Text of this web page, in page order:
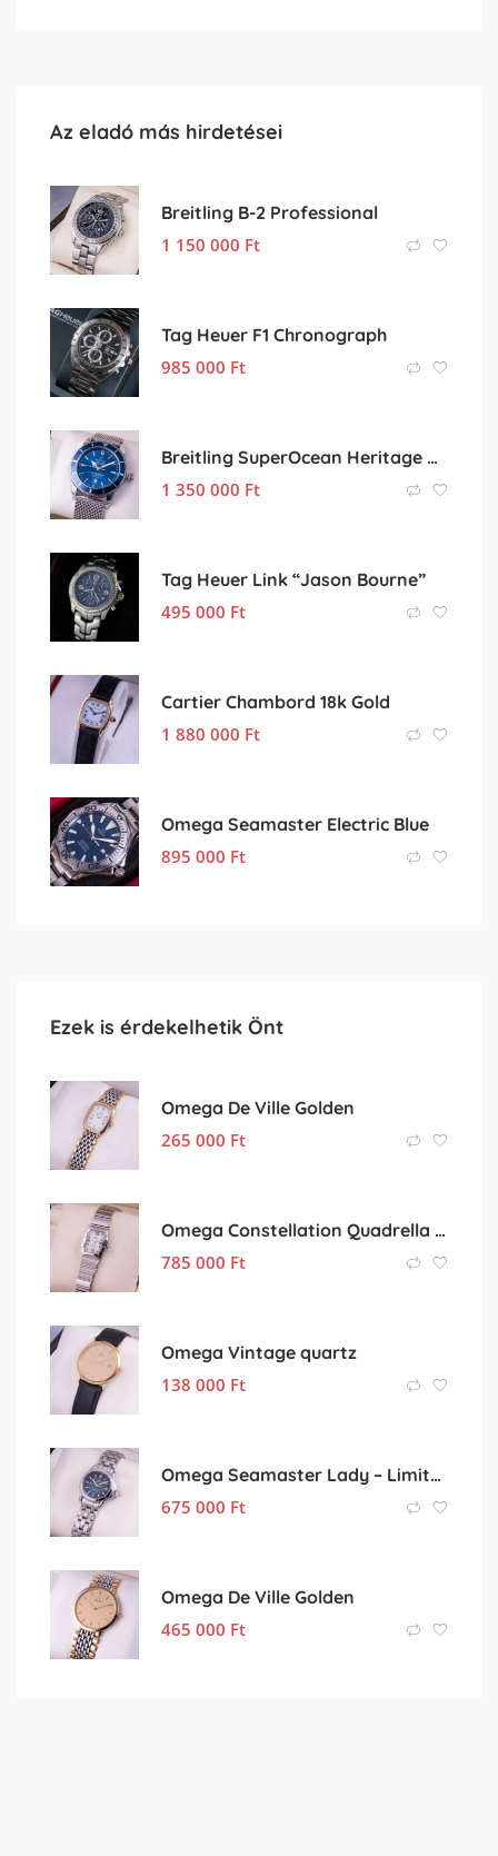
Az eladó más hirdetései
Breitling B-2 Professional
1 150 000 Ft
Tag Heuer F1 Chronograph
985 000 Ft
Breitling SuperOcean Heritage Blue
1 350 000 Ft
Tag Heuer Link “Jason Bourne”
495 000 Ft
Cartier Chambord 18k Gold
1 880 000 Ft
Omega Seamaster Electric Blue
895 000 Ft
Ezek is érdekelhetik Önt
Omega De Ville Golden
265 000 Ft
Omega Constellation Quadrella Diamonds
785 000 Ft
Omega Vintage quartz
138 000 Ft
Omega Seamaster Lady – Limited Edition –
675 000 Ft
Omega De Ville Golden
465 000 Ft